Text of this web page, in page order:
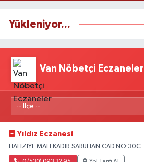
Yükleniyor...
Van Nöbetçi Eczaneler
Yıldız Eczanesi
HAFIZİYE MAH.KADİR SARUHAN CAD.NO:30C